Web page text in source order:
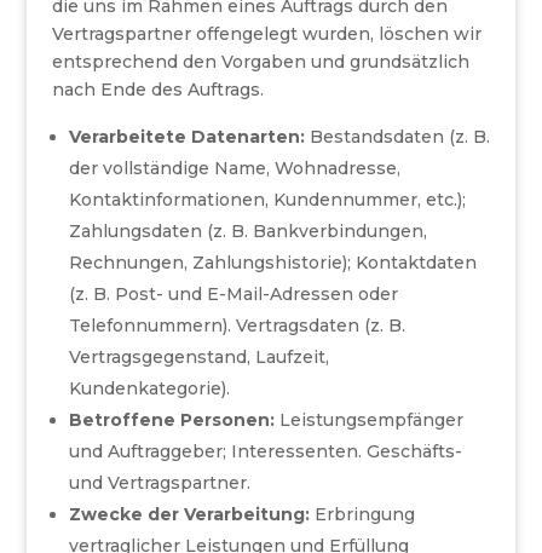
die uns im Rahmen eines Auftrags durch den
Vertragspartner offengelegt wurden, löschen wir
entsprechend den Vorgaben und grundsätzlich
nach Ende des Auftrags.
Verarbeitete Datenarten:Bestandsdaten (z. B.
der vollständige Name, Wohnadresse,
Kontaktinformationen, Kundennummer, etc.);
Zahlungsdaten (z. B. Bankverbindungen,
Rechnungen, Zahlungshistorie); Kontaktdaten
(z. B. Post- und E-Mail-Adressen oder
Telefonnummern). Vertragsdaten (z. B.
Vertragsgegenstand, Laufzeit,
Kundenkategorie).
Betroffene Personen:Leistungsempfänger
und Auftraggeber; Interessenten. Geschäfts-
und Vertragspartner.
Zwecke der Verarbeitung:Erbringung
vertraglicher Leistungen und Erfüllung